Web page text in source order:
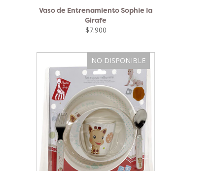
Vaso de Entrenamiento Sophie la
Girafe
$7.900
NO DISPONIBLE